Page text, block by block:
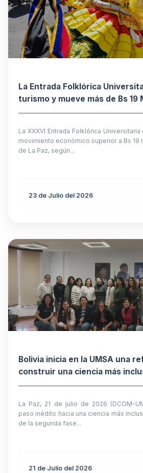
La Entrada Folklórica
turismo y mueve más de Bs 19
La XXXVI Entrada Folklórica
movimiento económico superior a Bs 19
de La Paz, según...
23 de Julio del 2026
Bolivia inicia en la UMSA una
construir una ciencia más
La Paz, 21 de julio de 2026 (DCOM-
paso inédito hacia una ciencia más
de la segunda fase...
21 de Julio del 2026